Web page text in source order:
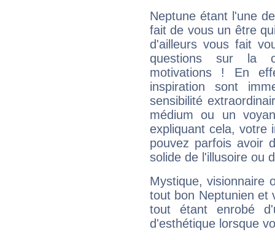
Neptune étant l'une
fait de vous un être
d'ailleurs vous fait
questions sur la
motivations ! En
inspiration sont
sensibilité
médium ou un
expliquant cela, votre
pouvez parfois avoir
solide de l'illusoire ou
Mystique, visionnaire
tout bon Neptunien et
tout étant enrobé
d'esthétique lorsque